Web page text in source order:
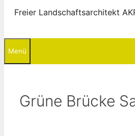
Freier Landschaftsarchitekt
Menü
Grüne Brücke